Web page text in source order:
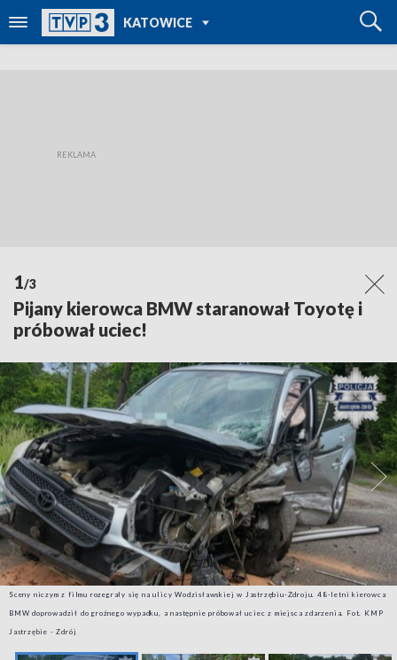
KATOWICE
TVP REGIONY
1/3
Pijany kierowca BMW staranował Toyotę i
próbował uciec!
Sceny niczym z filmu rozegrały się na ulicy Wodzisławskiej w Jastrzębiu-Zdroju. 48-letni kierowca
BMW doprowadził do groźnego wypadku, a następnie próbował uciec z miejsca zdarzenia. Fot. KMP
Jastrzębie - Zdrój